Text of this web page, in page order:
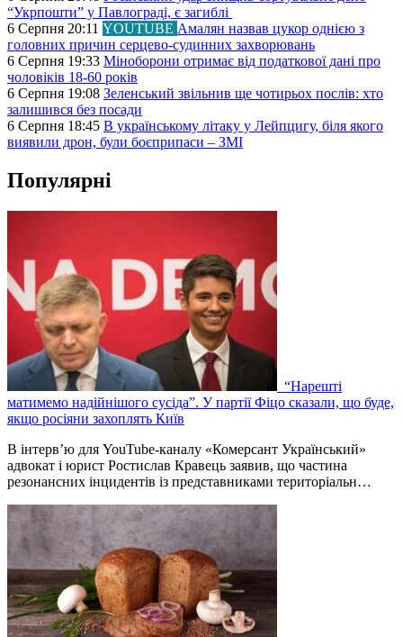
“Укрпошти” у Павлограді, є загиблі
6 Серпня 20:11 YOUTUBE Амалян назвав цукор однією з
головних причин серцево-судинних захворювань
6 Серпня 19:33 Міноборони отримає від податкової дані про
чоловіків 18-60 років
6 Серпня 19:08 Зеленський звільнив ще чотирьох послів: хто
залишився без посади
6 Серпня 18:45 В українському літаку у Лейпцигу, біля якого
виявили дрон, були боєприпаси – ЗМІ
Популярні
“Нарешті
матимемо надійнішого сусіда”. У партії Фіцо сказали, що буде,
якщо росіяни захоплять Київ
В інтерв’ю для YouTube-каналу «Комерсант Український»
адвокат і юрист Ростислав Кравець заявив, що частина
резонансних інцидентів із представниками територіальн…